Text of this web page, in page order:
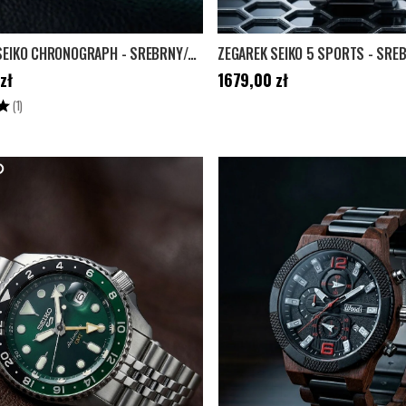
ZEGAREK SEIKO CHRONOGRAPH - SREBRNY/CZARNY
zł
(1)
Cena: 1679,00 zł
1679,00 zł